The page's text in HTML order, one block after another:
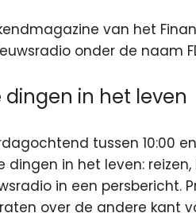
van het
onder de naam
dingen in het leven
tussen 10:00
dingen in het leven:
in een
over de andere kant